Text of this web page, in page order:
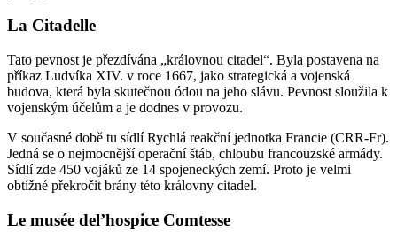
La Citadelle
Tato pevnost je přezdívána „královnou citadel“. Byla postavena na
příkaz Ludvíka XIV. v roce 1667, jako strategická a vojenská
budova, která byla skutečnou ódou na jeho slávu. Pevnost sloužila k
vojenským účelům a je dodnes v provozu.
V současné době tu sídlí Rychlá reakční jednotka Francie (CRR-Fr).
Jedná se o nejmocnější operační štáb, chloubu francouzské armády.
Sídlí zde 450 vojáků ze 14 spojeneckých zemí. Proto je velmi
obtížné překročit brány této královny citadel.
Le musée del’hospice Comtesse